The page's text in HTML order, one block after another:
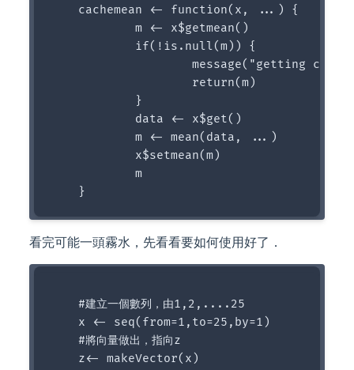
    cachemean <- function(x, ...) {
            m <- x$getmean()
            if(!is.null(m)) {
message("getting
                    return(m)
            }
            data <- x$get()
            m <- mean(data, ...)
            x$setmean(m)
            m
看完可能一頭霧水，先看看要如何使用好了．
    #建立一個數列，由1,2,....25
    x <- seq(from=1,to=25,by=1)
    #將向量做出，指向z
    z<- makeVector(x)